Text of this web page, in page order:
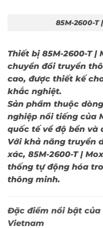
85M-2600-T
Thiết bị 85M-2600-T |
chuyển đổi truyền
cao, được thiết kế
khắc nghiệt.
Sản phẩm thuộc
nghiệp nổi tiếng của
quốc tế về độ bền và
Với khả năng truyền
xác, 85M-2600-T |
thống tự động hóa
thông minh.
Đặc điểm nổi bật của
Vietnam